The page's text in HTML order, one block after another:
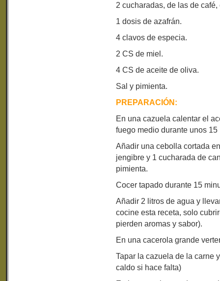
2 cucharadas, de las de
1 dosis de azafrán.
4 clavos de especia.
2 CS de miel.
4 CS de aceite de oliva.
Sal y pimienta.
PREPARACIÓN:
En una cazuela calentar el
fuego medio durante unos 15
Añadir una cebolla cortada
jengibre y 1 cucharada de
pimienta.
Cocer tapado durante 15
Añadir 2 litros de agua y
cocine esta receta, solo
pierden aromas y sabor).
En una cacerola grande
Tapar la cazuela de la carne
caldo si hace falta)